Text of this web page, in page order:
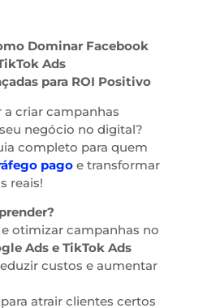
Dominar Facebook
Ads
para ROI Positivo
a criar campanhas
negócio no digital?
completo para quem
pago e transformar
reais!
otimizar campanhas no
Ads e TikTok Ads
custos e aumentar
atrair clientes certos